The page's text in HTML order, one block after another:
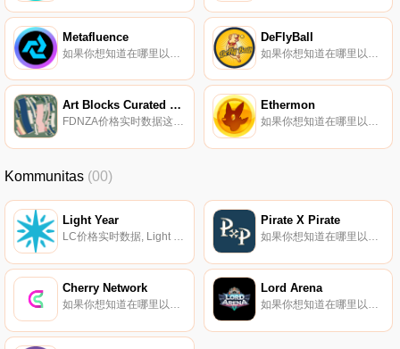
Metafluence DeFlyBall
Art Blocks Curated Fidenza #855
FDNZA价格实时数据这个独特的金库代表了一件数字艺术作品的积累,这些作品处于数字历史和美术收藏的交叉点。他们的创作者是第一批受到社区高度重视的先驱,他们的作品被巩固为现代NFT的关键影响者.
Ethermon
如果你想知道在哪里以当前价格购买Ethermon,目前交易{Ethermon]股票的顶级加密货币交易所是Gate.io和MEXC。您可以在我们的加密货币交易所页面上找到其他列表。Ethermon是一款去中心化的游戏,你可以在这里捕捉、训练、改造数字怪物并进行交易.
Kommunitas (00)
Light Year Pirate X Pirate
Cherry Network
如果你想知道在哪里以当前价格购买Cherry Network,目前交易{Cherry Network]股票的顶级加密货币交易所是Gate.io、PancakeSwap（V2）和Bilaxy。您可以在我们的加密货币交易所页面上找到其他列表.
Lord Arena
如果你想知道在哪里以当前价格购买Lord Arena,目前交易{Lord Arena]股票的顶级加密货币交易所是PancakeSwap（V2）。您可以在我们的加密货币交易所页面上找到其他列表.